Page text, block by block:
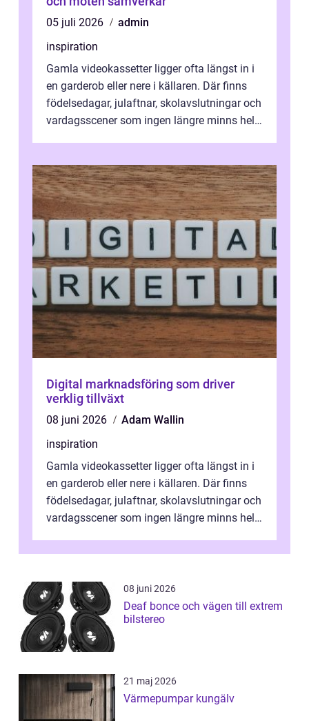
05 juli 2026
admin
inspiration
Gamla videokassetter ligger ofta längst in i
en garderob eller nere i källaren. Där finns
födelsedagar, julaftnar, skolavslutningar och
vardagsscener som ingen längre minns helt.
Digital marknadsföring som driver
verklig tillväxt
08 juni 2026
Adam Wallin
inspiration
Gamla videokassetter ligger ofta längst in i
en garderob eller nere i källaren. Där finns
födelsedagar, julaftnar, skolavslutningar och
vardagsscener som ingen längre minns helt.
08 juni 2026
Deaf bonce och vägen till extrem
bilstereo
21 maj 2026
Värmepumpar kungälv